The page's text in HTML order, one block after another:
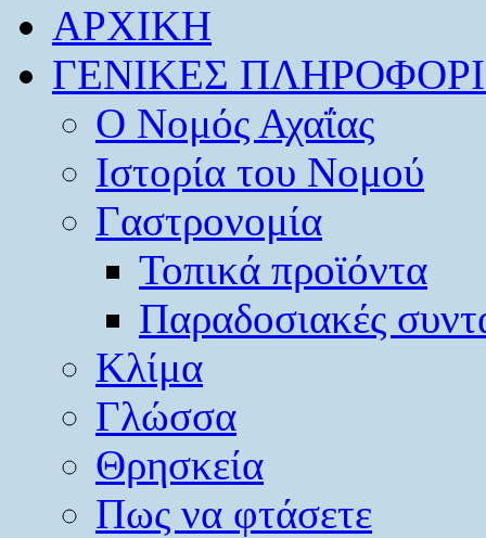
ΑΡΧΙΚΗ
ΓΕΝΙΚΕΣ
O Νομός Αχαΐας
Ιστορία του Νομού
Γαστρονομία
Τοπικά προϊόντα
Παραδοσιακές
Κλίμα
Γλώσσα
Θρησκεία
Πως να φτάσετε